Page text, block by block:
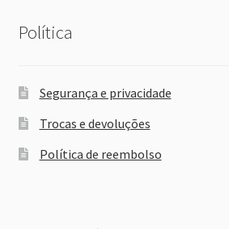
Política
Segurança e privacidade
Trocas e devoluções
Política de reembolso